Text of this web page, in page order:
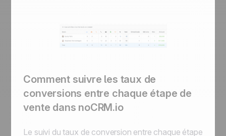
Comment suivre les taux de
conversions entre chaque étape de
vente dans noCRM.io
Le suivi du taux de conversion entre chaque étape